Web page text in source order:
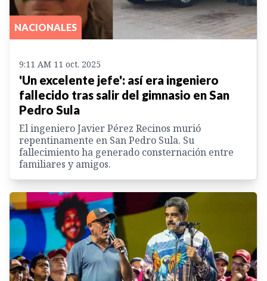
NACIONALES
9:11 AM 11 oct. 2025
'Un excelente jefe': así era ingeniero
fallecido tras salir del gimnasio en San
Pedro Sula
El ingeniero Javier Pérez Recinos murió
repentinamente en San Pedro Sula. Su
fallecimiento ha generado consternación entre
familiares y amigos.